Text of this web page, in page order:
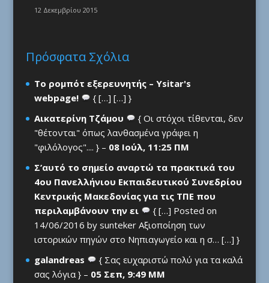
12 Δεκεμβρίου 2015
Πρόσφατα Σχόλια
Το ρομπότ εξερευνητής – Ysitar's
webpage!
{ […] […] }
Αικατερίνη Τζάμου
{ Οι στόχοι τίθενται, δεν
"θέτονται" όπως λανθασμένα γράφει η
"φιλόλογος".... } – 08 Ιούλ, 11:25 ΠΜ
Σ’αυτό το σημείο αναρτώ τα πρακτικά του
4ου Πανελλήνιου Εκπαιδευτικού Συνεδρίου
Κεντρικής Μακεδονίας για τις ΤΠΕ που
περιλαμβάνουν την ει
{ […] Posted on
14/06/2016 by sunteker Αξιοποίηση των
ιστορικών πηγών στο Νηπιαγωγείο και η σ… […] }
galandreas
{ Σας ευχαριστώ πολύ για τα καλά
σας λόγια } – 05 Σεπ, 9:49 ΜΜ